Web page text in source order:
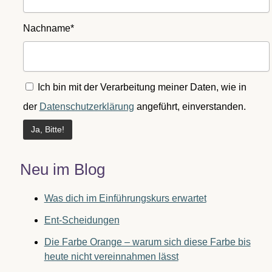
Nachname*
Ich bin mit der Verarbeitung meiner Daten, wie in
der Datenschutzerklärung angeführt, einverstanden.
Neu im Blog
Was dich im Einführungskurs erwartet
Ent-Scheidungen
Die Farbe Orange – warum sich diese Farbe bis
heute nicht vereinnahmen lässt